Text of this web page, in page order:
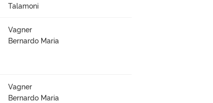
Talamoni
Vagner
Bernardo Maria
Vagner
Bernardo Maria